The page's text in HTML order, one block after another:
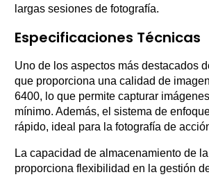
largas sesiones de fotografía.
Especificaciones Técnicas
Uno de los aspectos más destacados
que proporciona una calidad de
6400, lo que permite capturar
mínimo. Además, el sistema de
rápido, ideal para la fotografía de
La capacidad de almacenamiento de
proporciona flexibilidad en la gestión